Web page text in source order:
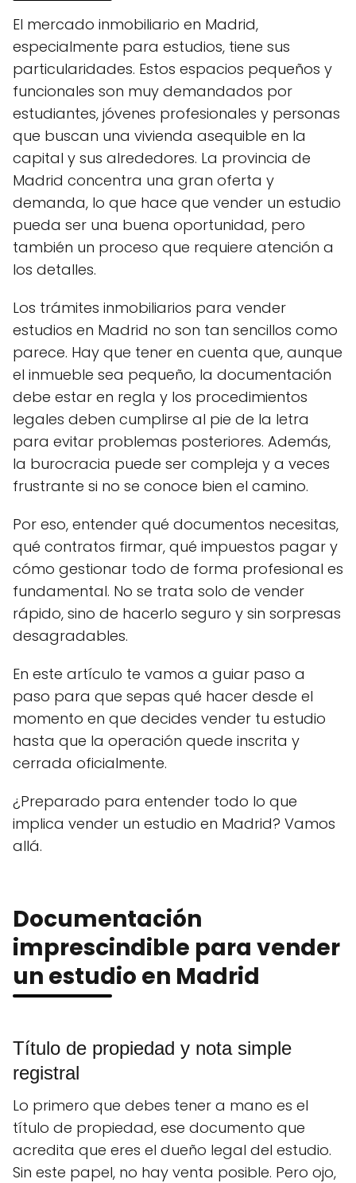
El mercado inmobiliario en Madrid,
especialmente para estudios, tiene sus
particularidades. Estos espacios pequeños y
funcionales son muy demandados por
estudiantes, jóvenes profesionales y personas
que buscan una vivienda asequible en la
capital y sus alrededores. La provincia de
Madrid concentra una gran oferta y
demanda, lo que hace que vender un estudio
pueda ser una buena oportunidad, pero
también un proceso que requiere atención a
los detalles.
Los trámites inmobiliarios para vender
estudios en Madrid no son tan sencillos como
parece. Hay que tener en cuenta que, aunque
el inmueble sea pequeño, la documentación
debe estar en regla y los procedimientos
legales deben cumplirse al pie de la letra
para evitar problemas posteriores. Además,
la burocracia puede ser compleja y a veces
frustrante si no se conoce bien el camino.
Por eso, entender qué documentos necesitas,
qué contratos firmar, qué impuestos pagar y
cómo gestionar todo de forma profesional es
fundamental. No se trata solo de vender
rápido, sino de hacerlo seguro y sin sorpresas
desagradables.
En este artículo te vamos a guiar paso a
paso para que sepas qué hacer desde el
momento en que decides vender tu estudio
hasta que la operación quede inscrita y
cerrada oficialmente.
¿Preparado para entender todo lo que
implica vender un estudio en Madrid? Vamos
allá.
Documentación
imprescindible para vender
un estudio en Madrid
Título de propiedad y nota simple
registral
Lo primero que debes tener a mano es el
título de propiedad, ese documento que
acredita que eres el dueño legal del estudio.
Sin este papel, no hay venta posible. Pero ojo,